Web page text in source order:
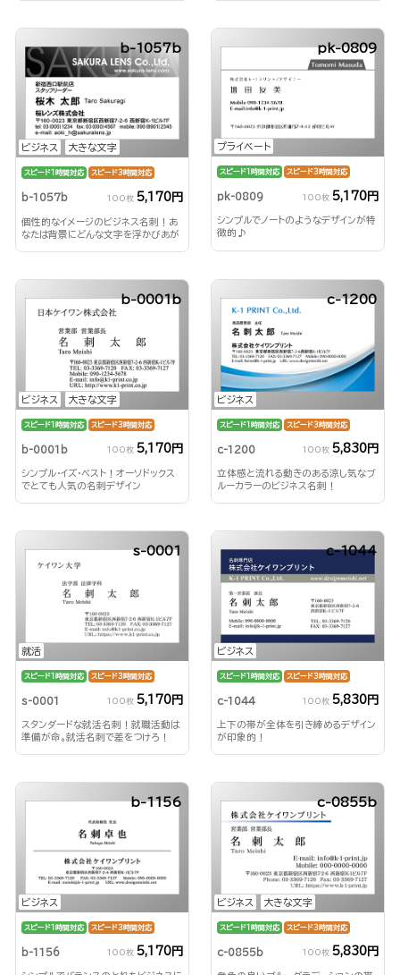
ビジネス 大きな文字
b-1057b
スピード1時間対応 スピード3時間対応
b-1057b 100枚 5,170円
個性的なイメージのビジネス名刺！あ
なたは背景にどんな文字を浮かびあが
プライベート
pk-0809
スピード1時間対応 スピード3時間対応
pk-0809 100枚 5,170円
シンプルでノートのようなデザインが特
徴的♪
ビジネス 大きな文字
b-0001b
スピード1時間対応 スピード3時間対応
b-0001b 100枚 5,170円
シンプル・イズ・ベスト！オーソドックス
でとても人気の名刺デザイン
ビジネス
c-1200
スピード1時間対応 スピード3時間対応
c-1200 100枚 5,830円
立体感と流れる動きのある涼し気なブ
ルーカラーのビジネス名刺！
就活
s-0001
スピード1時間対応 スピード3時間対応
s-0001 100枚 5,170円
スタンダードな就活名刺！就職活動は
準備が命。就活名刺で差をつけろ！
ビジネス
c-1044
スピード1時間対応 スピード3時間対応
c-1044 100枚 5,830円
上下の帯が全体を引き締めるデザイン
が印象的！
ビジネス
b-1156
スピード1時間対応 スピード3時間対応
b-1156 100枚 5,170円
ビジネス 大きな文字
c-0855b
スピード1時間対応 スピード3時間対応
c-0855b 100枚 5,830円